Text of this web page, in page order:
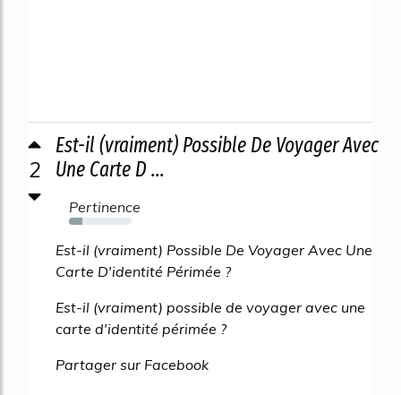
2
Est-il (vraiment) Possible De Voyager Avec
Une Carte D ...
Pertinence
21%
Est-il (vraiment) Possible De Voyager Avec Une
Carte D'identité Périmée ?
Est-il (vraiment) possible de voyager avec une
carte d'identité périmée ?
Partager sur Facebook